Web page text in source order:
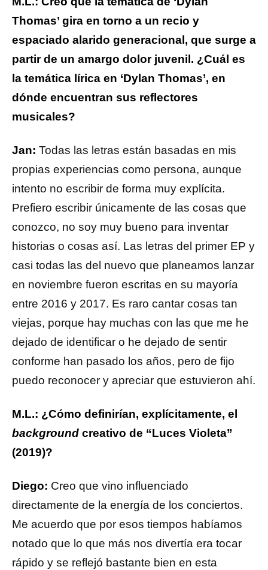
Thomas’ gira en torno a un recio y
espaciado alarido generacional, que surge a
partir de un amargo dolor juvenil. ¿Cuál es
la temática lírica en ‘Dylan Thomas’, en
dónde encuentran sus reflectores
musicales?
Jan: Todas las letras están basadas en mis
propias experiencias como persona, aunque
intento no escribir de forma muy explícita.
Prefiero escribir únicamente de las cosas que
conozco, no soy muy bueno para inventar
historias o cosas así. Las letras del primer EP y
casi todas las del nuevo que planeamos lanzar
en noviembre fueron escritas en su mayoría
entre 2016 y 2017. Es raro cantar cosas tan
viejas, porque hay muchas con las que me he
dejado de identificar o he dejado de sentir
conforme han pasado los años, pero de fijo
puedo reconocer y apreciar que estuvieron ahí.
M.L.: ¿Cómo definirían, explícitamente, el
background creativo de “Luces Violeta”
(2019)?
Diego: Creo que vino influenciado
directamente de la energía de los conciertos.
Me acuerdo que por esos tiempos habíamos
notado que lo que más nos divertía era tocar
rápido y se reflejó bastante bien en esta